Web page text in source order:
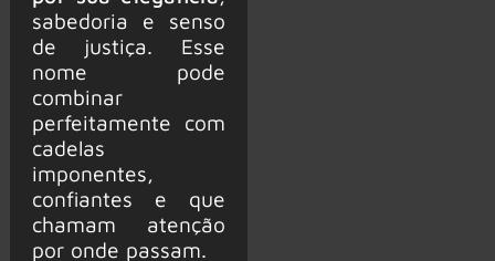
sabedoria e senso
de justiça. Esse
nome pode
combinar
perfeitamente com
cadelas
imponentes,
confiantes e que
chamam atenção
por onde passam.